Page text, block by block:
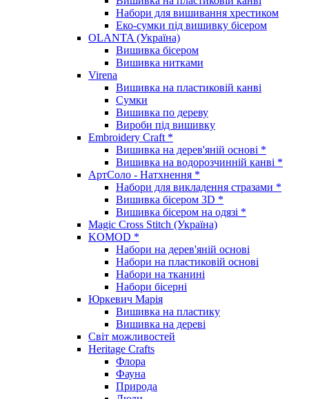
Набори для вишивання хрестиком
Еко-сумки під вишивку бісером
OLANTA (Україна)
Вишивка бісером
Вишивка нитками
Virena
Вишивка на пластиковій канві
Сумки
Вишивка по дереву
Вироби під вишивку
Embroidery Craft *
Вишивка на дерев'яній основі *
Вишивка на водорозчинній канві *
АртСоло - Натхнення *
Набори для викладення стразами *
Вишивка бісером 3D *
Вишивка бісером на одязі *
Magic Cross Stitch (Україна)
KOMOD *
Набори на дерев'яній основі
Набори на пластиковій основі
Набори на тканині
Набори бісерні
Юркевич Марія
Вишивка на пластику
Вишивка на дереві
Світ можливостей
Heritage Crafts
Флора
Фауна
Природа